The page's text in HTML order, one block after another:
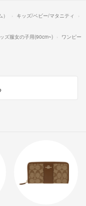
キッズ/ベビー/マタニティ
ズ服女の子用(90cm~)
ワンピー